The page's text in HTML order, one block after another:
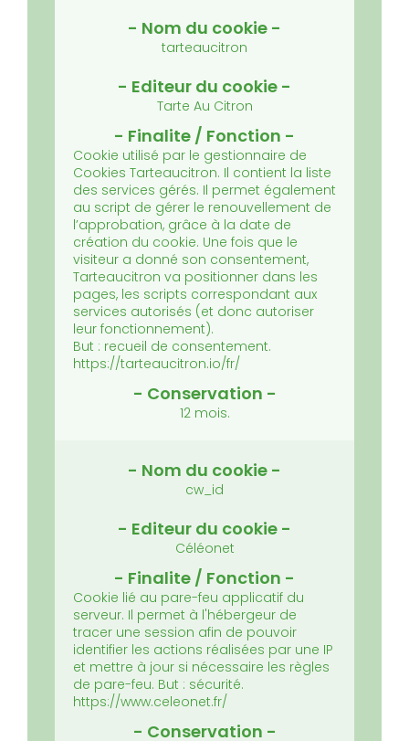
tarteaucitron
Tarte Au Citron
Cookie utilisé par le gestionnaire de
Cookies Tarteaucitron. Il contient la liste
des services gérés. Il permet également
au script de gérer le renouvellement de
l’approbation, grâce à la date de
création du cookie. Une fois que le
visiteur a donné son consentement,
Tarteaucitron va positionner dans les
pages, les scripts correspondant aux
services autorisés (et donc autoriser
leur fonctionnement).
But : recueil de consentement.
https://tarteaucitron.io/fr/
12 mois.
cw_id
Céléonet
Cookie lié au pare-feu applicatif du
serveur. Il permet à l'hébergeur de
tracer une session afin de pouvoir
identifier les actions réalisées par une IP
et mettre à jour si nécessaire les règles
de pare-feu. But : sécurité.
https://www.celeonet.fr/